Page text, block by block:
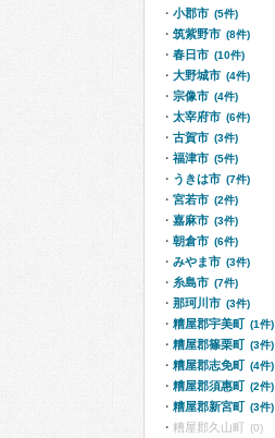
小郡市 (5件)
筑紫野市 (8件)
春日市 (10件)
大野城市 (4件)
宗像市 (4件)
太宰府市 (6件)
古賀市 (3件)
福津市 (5件)
うきは市 (7件)
宮若市 (2件)
嘉麻市 (3件)
朝倉市 (6件)
みやま市 (3件)
糸島市 (7件)
那珂川市 (3件)
糟屋郡宇美町 (1件)
糟屋郡篠栗町 (3件)
糟屋郡志免町 (4件)
糟屋郡須惠町 (2件)
糟屋郡新宮町 (3件)
糟屋郡久山町 (0)